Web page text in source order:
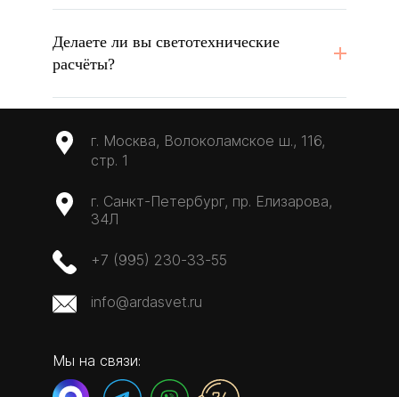
Делаете ли вы светотехнические
расчёты?
г. Москва, Волоколамское ш., 116,
стр. 1
г. Санкт-Петербург, пр. Елизарова,
34Л
+7 (995) 230-33-55
info@ardasvet.ru
Мы на связи: